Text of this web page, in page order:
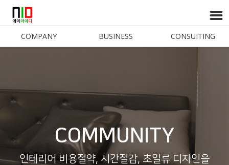
COMPANY BUSINESS CONSUITING
COMMUNITY
인테리어 비용절약, 시간절감, 초일류 디자인을